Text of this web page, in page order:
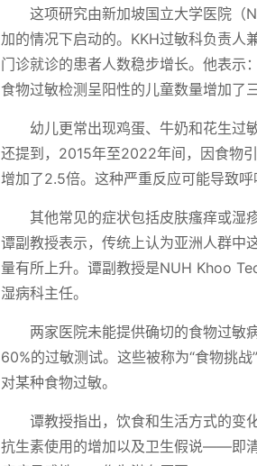
这项研究由新加坡国立大学医院（
加的情况下启动的。KKH过敏科负责人
门诊就诊的患者人数稳步增长。他表示
食物过敏检测呈阳性的儿童数量增加了
幼儿更常出现鸡蛋、牛奶和花生过
还提到，2015年至2022年间，因食物
增加了2.5倍。这种严重反应可能导致
其他常见的症状包括皮肤瘙痒或湿
谭副教授表示，传统上认为亚洲人群中
量有所上升。谭副教授是NUH Khoo
湿病科主任。
两家医院未能提供确切的食物过
60%的过敏测试。这些被称为“食物挑
对某种食物过敏。
谭教授指出，饮食和生活方式的变
抗生素使用的增加以及卫生假说——即